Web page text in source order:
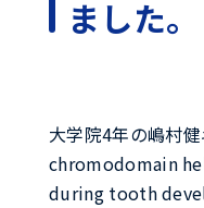
ました。
大学院4年の嶋村
chromodomain
during tooth